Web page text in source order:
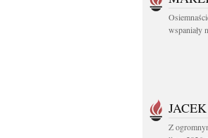
wspaniały
Z